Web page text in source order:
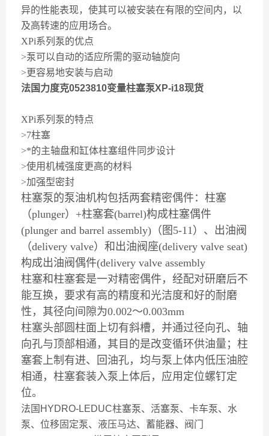
异的性能表现，使其可以被安装在有限的空间内，以
及高转速的应用场合。
XPi系列泵的优点
>泵可以自动的适应所需的驱动轴旋向
>更容易地安装与启动
法国力度克0523810变量柱塞泵XP-i18现货
XPi系列泵的特点
>7柱塞
>*的主轴盘和缸体柱塞组件同步设计
>使用机械强度更高的材料
>加强型密封
柱塞泵的泵油机构包括两套精密偶件：柱塞
（plunger）+柱塞套(barrel)构成柱塞偶件
(plunger and barrel assembly)（图5-11）、出油阀
（delivery valve）和出油阀座(delivery valve seat)
构成出油阀偶件(delivery valve assembly
柱塞和柱塞套是一对精密偶件，经配对研磨后不
能互换，要求有高的精度和光洁度和好的耐磨
性，其径向间隙为0.002～0.003mm
柱塞头部圆柱面上切有斜槽，并通过径向孔、轴
向孔与顶部相通，其目的是改变循环供油量；柱
塞套上制有进、回油孔，均与泵上体内低压油腔
相通，柱塞套装入泵上体后，应用定位螺钉定
位。
法国HYDRO-LEDUC柱塞泵、活塞泵、卡车泵、水
泵、位移固定泵、液压马达、蓄能器、阀门